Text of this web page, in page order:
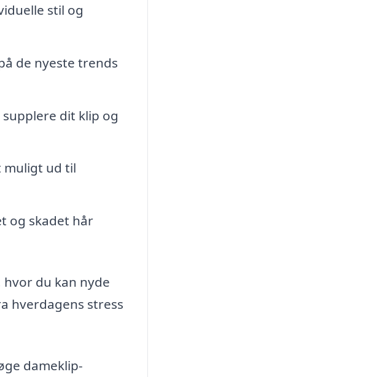
stil og
de nyeste trends
dit klip og
muligt ud til
og skadet hår
du kan nyde
hverdagens stress
dameklip-